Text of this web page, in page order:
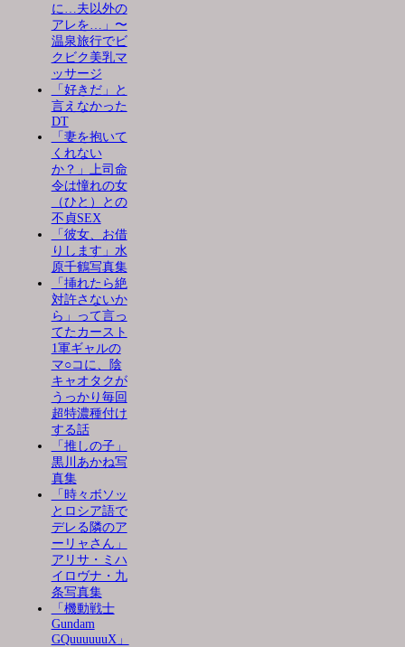
に…夫以外の
アレを…」〜
温泉旅行でビ
クビク美乳マ
ッサージ
「好きだ」と
言えなかった
DT
「妻を抱いて
くれない
か？」上司命
令は憧れの女
（ひと）との
不貞SEX
「彼女、お借
りします」水
原千鶴写真集
「挿れたら絶
対許さないか
ら」って言っ
てたカースト
1軍ギャルの
マ○コに、陰
キャオタクが
うっかり毎回
超特濃種付け
する話
「推しの子」
黒川あかね写
真集
「時々ボソッ
とロシア語で
デレる隣のア
ーリャさん」
アリサ・ミハ
イロヴナ・九
条写真集
「機動戦士
Gundam
GQuuuuuuX」